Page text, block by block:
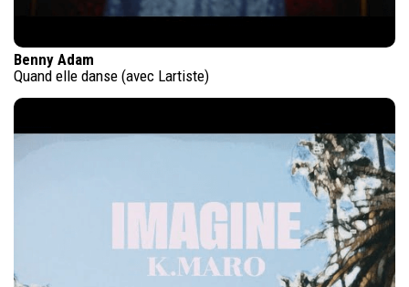
Benny Adam
Quand elle danse (avec Lartiste)